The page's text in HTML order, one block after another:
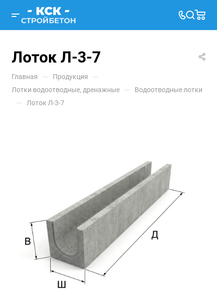
Лоток Л-3-7
Главная — Продукция —
Лотки водоотводные, дренажные — Водоотводные лотки
— Лоток Л-3-7